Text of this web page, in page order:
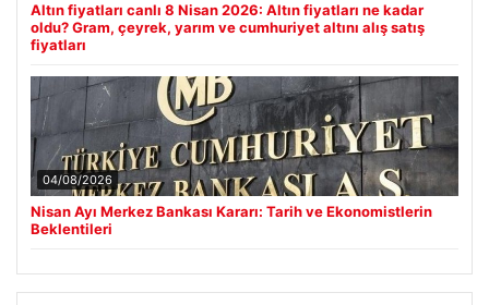
Altın fiyatları canlı 8 Nisan 2026: Altın fiyatları ne kadar
oldu? Gram, çeyrek, yarım ve cumhuriyet altını alış satış
fiyatları
04/08/2026
Nisan Ayı Merkez Bankası Kararı: Tarih ve Ekonomistlerin
Beklentileri